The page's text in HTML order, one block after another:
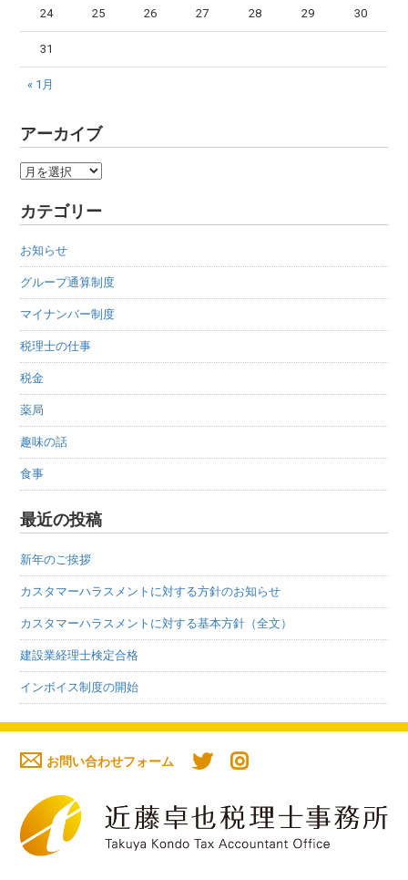
« 1月
24 25 26 27 28 29 30
31
アーカイブ
ア
カ
ブ
カテゴリー
お知らせ
グループ通算制度
マイナンバー制度
税理士の仕事
税金
薬局
趣味の話
食事
最近の投稿
新年のご挨拶
カスタマーハラスメントに対する方針のお知らせ
カスタマーハラスメントに対する基本方針（全文）
建設業経理士検定合格
インボイス制度の開始
お問い合わせフォーム